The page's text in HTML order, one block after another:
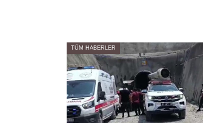
TÜM HABERLER